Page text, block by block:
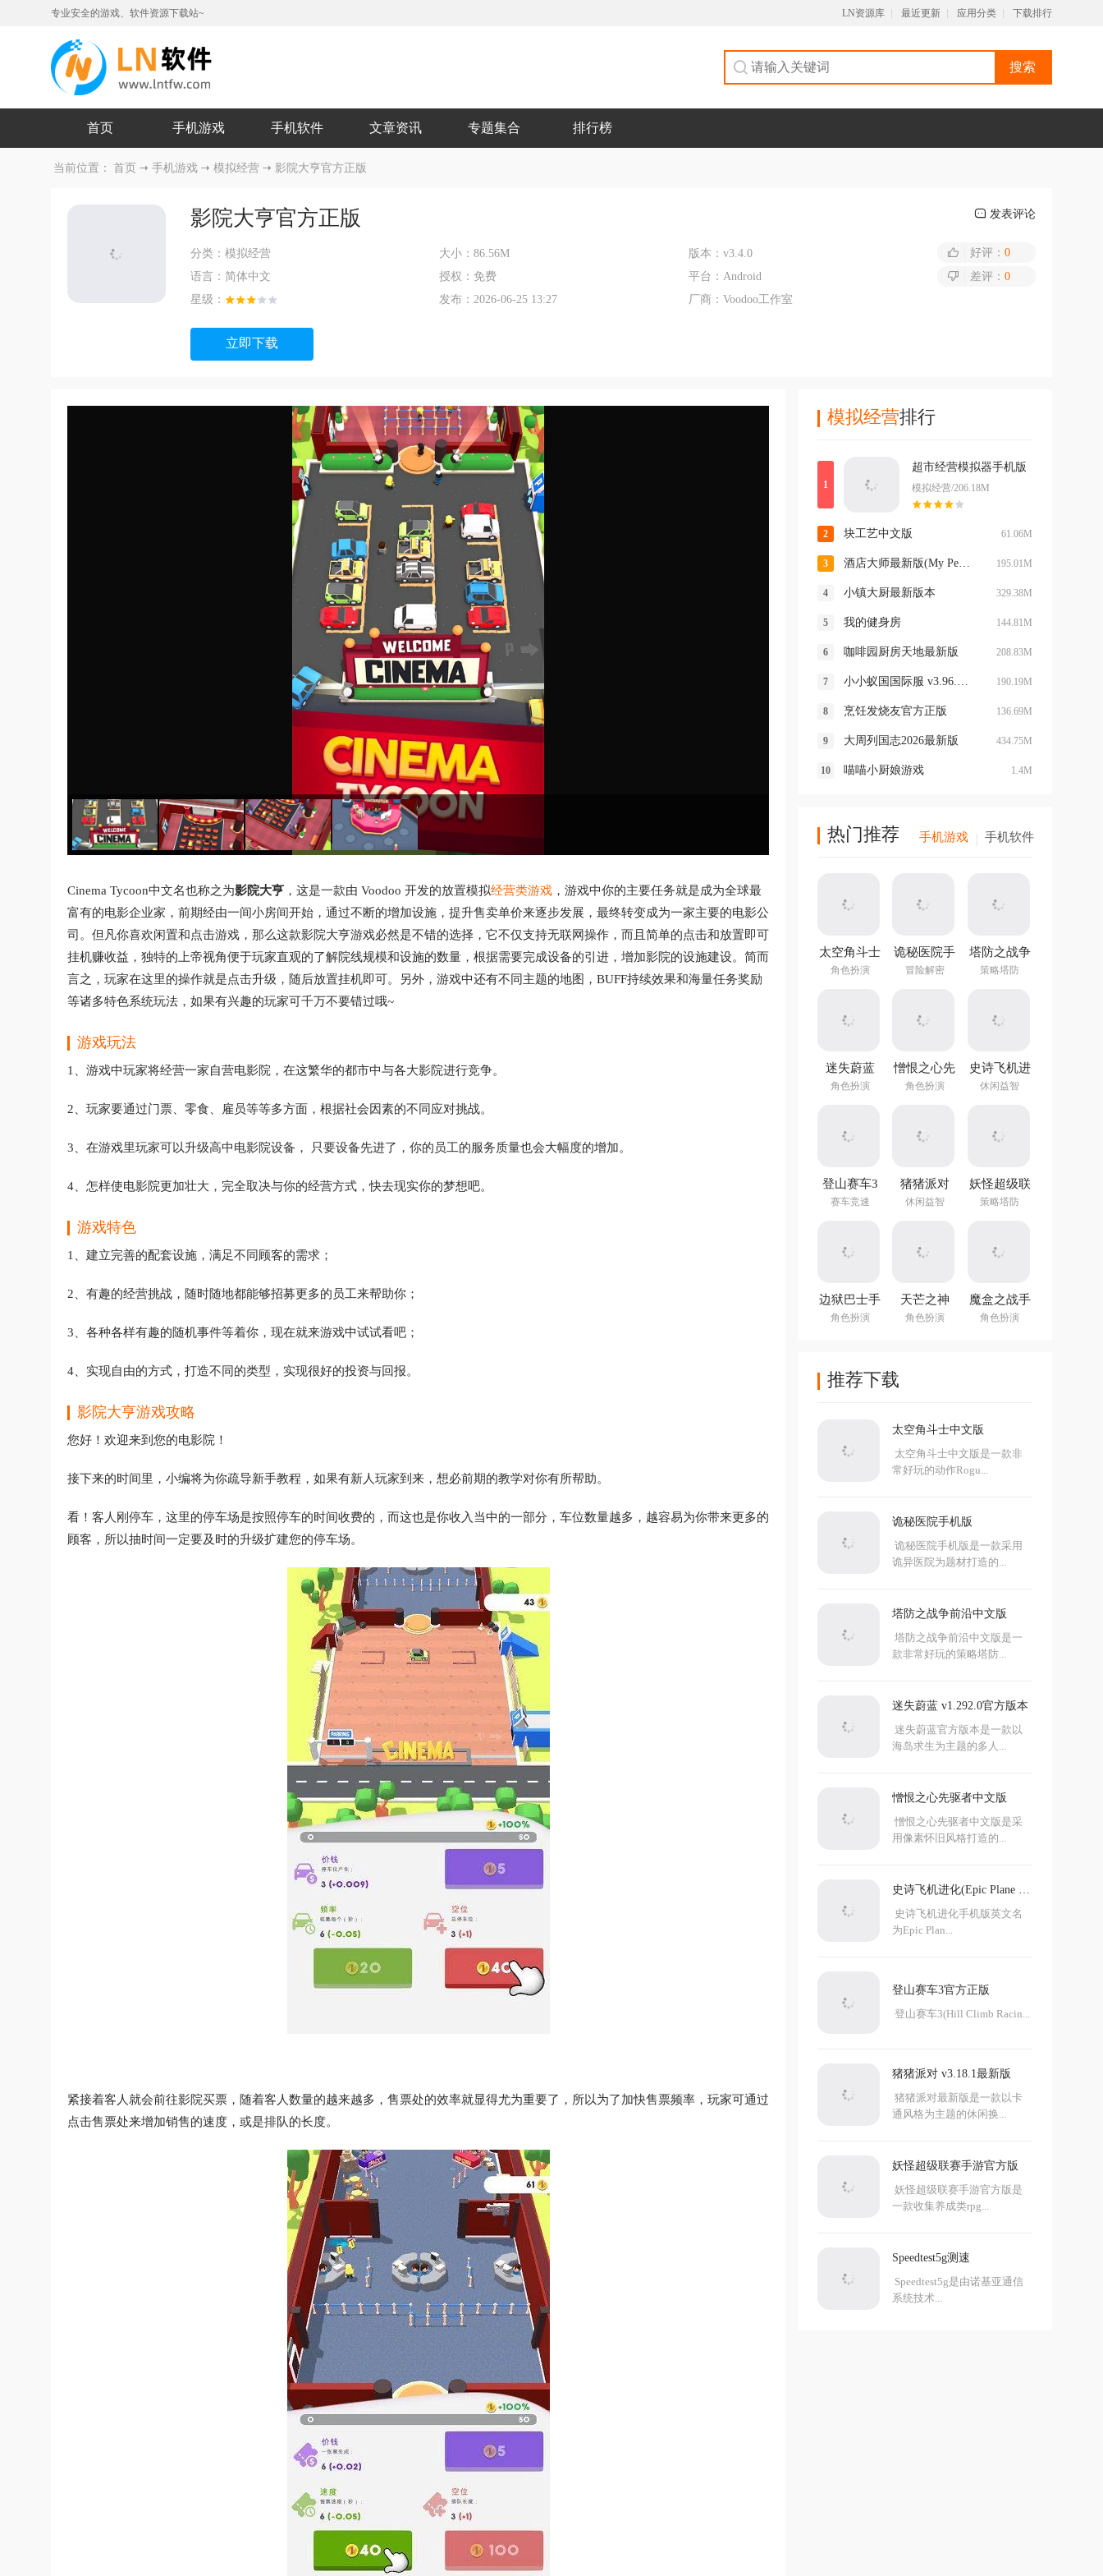
专业安全的游戏、软件资源下载站~ LN资源库 最近更新 应用分类 下载排行
搜索
首页 手机游戏 手机软件 文章资讯 专题集合 排行榜
当前位置： 首页 手机游戏 模拟经营 影院大亨官方正版
影院大亨官方正版 发表评论
分类： 模拟经营 大小：86.56M 版本： v3.4.0
语言： 简体中文 授权： 免费 平台： Android
星级：
发布：2026-06-25 13:27 厂商： Voodoo工作室
好评： 0
差评： 0
立即下载
Cinema Tycoon中文名也称之为影院大亨 ，这是一款由 Voodoo 开发的放置模拟经营类游戏 ，游戏中你的主要任务就是成为全球最
富有的电影企业家，前期经由一间小房间开始，通过不断的增加设施，提升售卖单价来逐步发展，最终转变成为一家主要的电影公
司。但凡你喜欢闲置和点击游戏，那么这款影院大亨游戏必然是不错的选择，它不仅支持无联网操作，而且简单的点击和放置即可
挂机赚收益，独特的上帝视角便于玩家直观的了解院线规模和设施的数量，根据需要完成设备的引进，增加影院的设施建设。简而
言之，玩家在这里的操作就是点击升级，随后放置挂机即可。另外，游戏中还有不同主题的地图，BUFF持续效果和海量任务奖励
等诸多特色系统玩法，如果有兴趣的玩家可千万不要错过哦~
游戏玩法
1、游戏中玩家将经营一家自营电影院，在这繁华的都市中与各大影院进行竞争。
2、玩家要通过门票、零食、雇员等等多方面，根据社会因素的不同应对挑战。
3、在游戏里玩家可以升级高中电影院设备， 只要设备先进了，你的员工的服务质量也会大幅度的增加。
4、怎样使电影院更加壮大，完全取决与你的经营方式，快去现实你的梦想吧。
游戏特色
1、建立完善的配套设施，满足不同顾客的需求；
2、有趣的经营挑战，随时随地都能够招募更多的员工来帮助你；
3、各种各样有趣的随机事件等着你，现在就来游戏中试试看吧；
4、实现自由的方式，打造不同的类型，实现很好的投资与回报。
影院大亨游戏攻略
您好！欢迎来到您的电影院！
接下来的时间里，小编将为你疏导新手教程，如果有新人玩家到来，想必前期的教学对你有所帮助。
看！客人刚停车，这里的停车场是按照停车的时间收费的，而这也是你收入当中的一部分，车位数量越多，越容易为你带来更多的
顾客，所以抽时间一定要及时的升级扩建您的停车场。
紧接着客人就会前往影院买票，随着客人数量的越来越多，售票处的效率就显得尤为重要了，所以为了加快售票频率，玩家可通过
点击售票处来增加销售的速度，或是排队的长度。
模拟经营排行
超市经营模拟器手机版
模拟经营/206.18M
块工艺中文版 61.06M
酒店大师最新版(My Perfect Hotel) 195.01M
小镇大厨最新版本 329.38M
我的健身房 144.81M
咖啡园厨房天地最新版 208.83M
小小蚁国国际服 v3.96.0最新版 190.19M
烹饪发烧友官方正版 136.69M
大周列国志2026最新版 434.75M
喵喵小厨娘游戏 1.4M
热门推荐 手机游戏 手机软件
太空角斗士
中文版
角色扮演
诡秘医院手
机版
冒险解密
塔防之战争
前沿中文版
策略塔防
迷失蔚蓝
v1.292.0官
角色扮演
憎恨之心先
驱者中文版
角色扮演
史诗飞机进
化(Epic
休闲益智
登山赛车3
官方正版
赛车竞速
猪猪派对
v3.18.1最新
休闲益智
妖怪超级联
赛手游官方
策略塔防
边狱巴士手
机版
角色扮演
天芒之神
v1.0.3官方
角色扮演
魔盒之战手
游
角色扮演
推荐下载
太空角斗士中文版
太空角斗士中文版是一款非
常好玩的动作Rogu...
诡秘医院手机版
诡秘医院手机版是一款采用
诡异医院为题材打造的...
塔防之战争前沿中文版
塔防之战争前沿中文版是一
款非常好玩的策略塔防...
迷失蔚蓝 v1.292.0官方版本
迷失蔚蓝官方版本是一款以
海岛求生为主题的多人...
憎恨之心先驱者中文版
憎恨之心先驱者中文版是采
用像素怀旧风格打造的...
史诗飞机进化(Epic Plane Ev
史诗飞机进化手机版英文名
为Epic Plan...
登山赛车3官方正版
登山赛车3(Hill Climb Racin...
猪猪派对 v3.18.1最新版
猪猪派对最新版是一款以卡
通风格为主题的休闲换...
妖怪超级联赛手游官方版
妖怪超级联赛手游官方版是
一款收集养成类rpg...
Speedtest5g测速
Speedtest5g是由诺基亚通信
系统技术...